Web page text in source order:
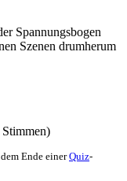
Spannungsbogen
Szenen drumherum
Ende einerQuiz-